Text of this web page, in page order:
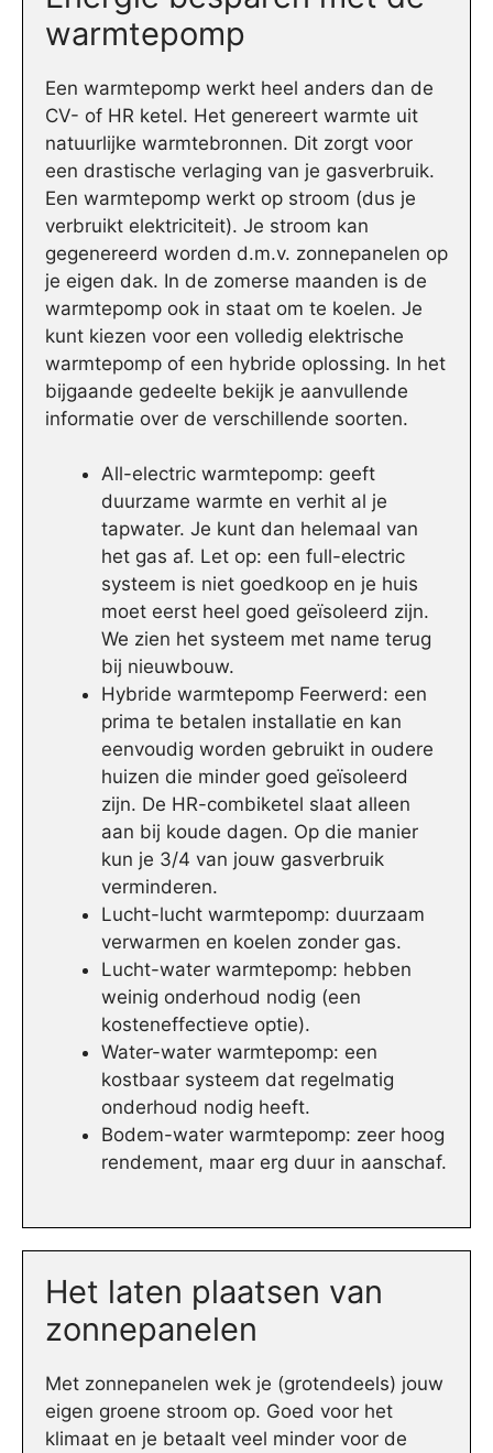
warmtepomp
Een warmtepomp werkt heel anders dan de
CV- of HR ketel. Het genereert warmte uit
natuurlijke warmtebronnen. Dit zorgt voor
een drastische verlaging van je gasverbruik.
Een warmtepomp werkt op stroom (dus je
verbruikt elektriciteit). Je stroom kan
gegenereerd worden d.m.v. zonnepanelen op
je eigen dak. In de zomerse maanden is de
warmtepomp ook in staat om te koelen. Je
kunt kiezen voor een volledig elektrische
warmtepomp of een hybride oplossing. In het
bijgaande gedeelte bekijk je aanvullende
informatie over de verschillende soorten.
All-electric warmtepomp: geeft
duurzame warmte en verhit al je
tapwater. Je kunt dan helemaal van
het gas af. Let op: een full-electric
systeem is niet goedkoop en je huis
moet eerst heel goed geïsoleerd zijn.
We zien het systeem met name terug
bij nieuwbouw.
Hybride warmtepomp Feerwerd: een
prima te betalen installatie en kan
eenvoudig worden gebruikt in oudere
huizen die minder goed geïsoleerd
zijn. De HR-combiketel slaat alleen
aan bij koude dagen. Op die manier
kun je 3/4 van jouw gasverbruik
verminderen.
Lucht-lucht warmtepomp: duurzaam
verwarmen en koelen zonder gas.
Lucht-water warmtepomp: hebben
weinig onderhoud nodig (een
kosteneffectieve optie).
Water-water warmtepomp: een
kostbaar systeem dat regelmatig
onderhoud nodig heeft.
Bodem-water warmtepomp: zeer hoog
rendement, maar erg duur in aanschaf.
Het laten plaatsen van
zonnepanelen
Met zonnepanelen wek je (grotendeels) jouw
eigen groene stroom op. Goed voor het
klimaat en je betaalt veel minder voor de